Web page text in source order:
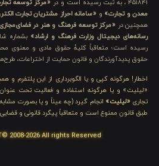
۴۵۱۸۴۱ ، به ثبت رسیده است و در
«مرکز توسعه
معدن و تجارت» و «سامانه احراز مشتریان تجارت
همچنین در «مرکز توسعه فرهنگ و هنر در
رسانه‌های دیجیتال وزارت فرهنگ و ارشاد»
رسیده است؛ متعاقباً کلیهٔ حقوق مادی و معنوی
حقوق پدیدآورندگان و قانون حمایت از اختراعات،
اخطار! هرگونه کپی و یا الگوبرداری از این پلتفرم و
«لیلیت» و یا هرگونه استفاده و فعالیت تحت
تجاری «لیلیت» انجام گیرد (چه عیناً و یا بصورت
طبق قانون ممنوع است و متعاقباً پیگرد قانونی و
2008-2026 All rights Reserved